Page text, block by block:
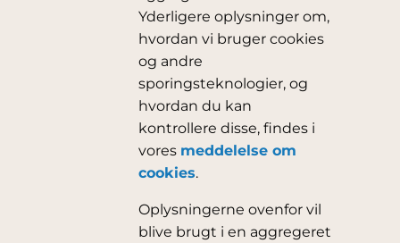
Yderligere oplysninger om,
hvordan vi bruger cookies
og andre
sporingsteknologier, og
hvordan du kan
kontrollere disse, findes i
vores meddelelse om
cookies.
Oplysningerne ovenfor vil
blive brugt i en aggregeret